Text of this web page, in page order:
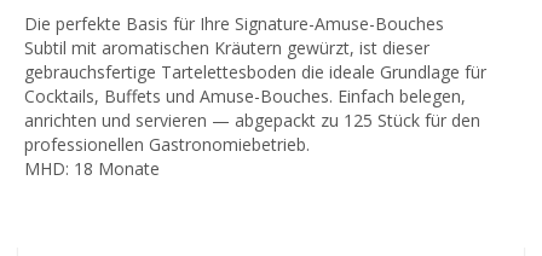
Die perfekte Basis für Ihre Signature-Amuse-Bouches
Subtil mit aromatischen Kräutern gewürzt, ist dieser
gebrauchsfertige Tartelettesboden die ideale Grundlage für
Cocktails, Buffets und Amuse-Bouches. Einfach belegen,
anrichten und servieren — abgepackt zu 125 Stück für den
professionellen Gastronomiebetrieb.
MHD: 18 Monate